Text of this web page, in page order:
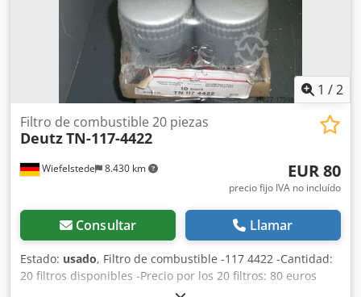
1 /2
Wiefelstede 8.430 km
Filtro de combustible 20 piezas
DeutzTN-117-4422
EUR 80
precio fijo IVA no incluído
Consultar Llamar
Estado: usado, Filtro de combustible -117 4422 -Cantidad:
20 filtros disponibles -Precio por los 20 filtros: 80 euros